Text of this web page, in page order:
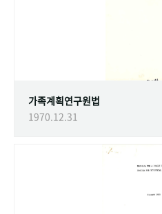
가족계획연구원법
1970.12.31